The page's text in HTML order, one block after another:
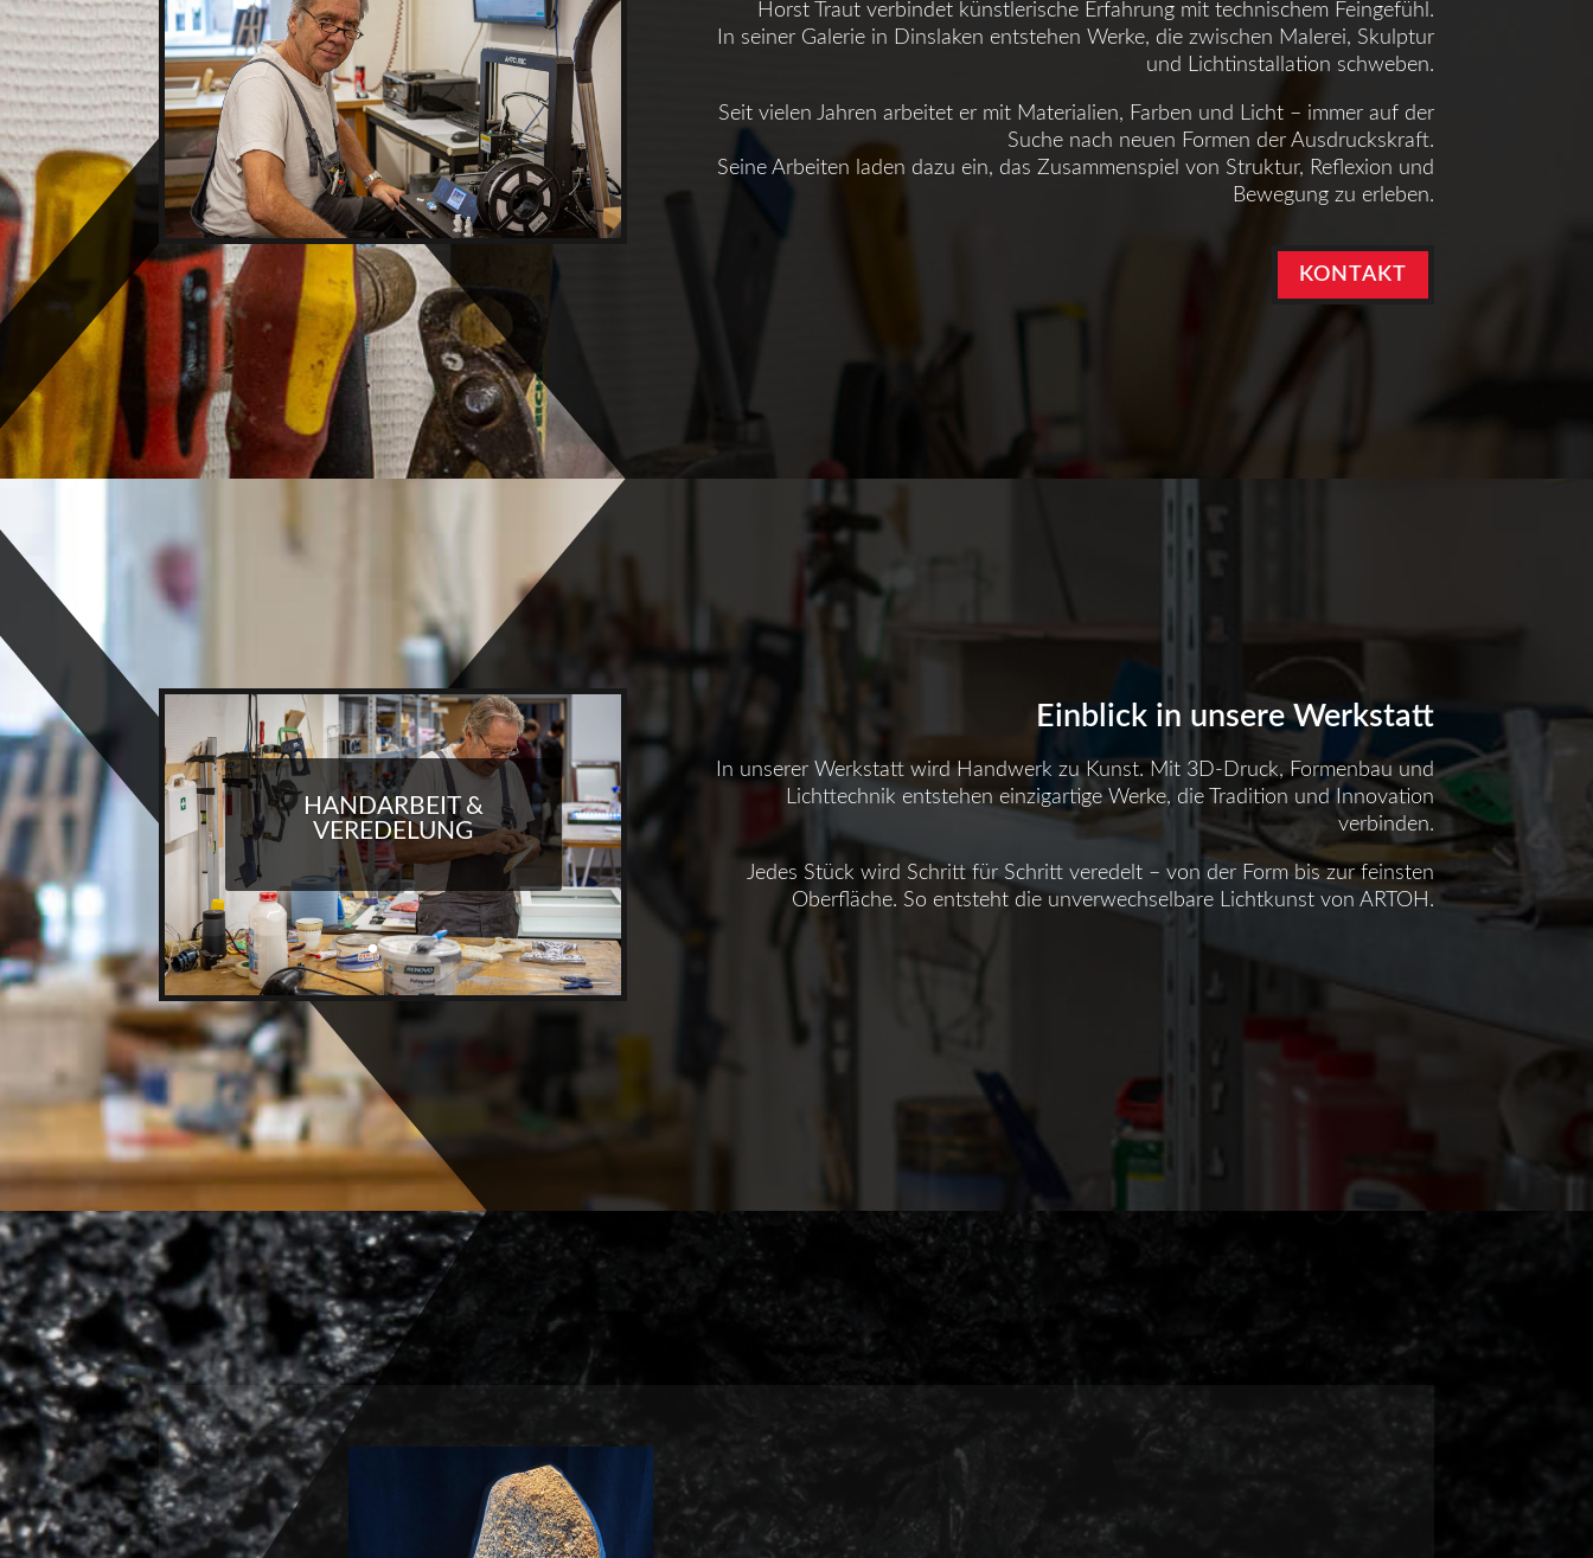
Horst Traut verbindet künstlerische Erfahrung mit technischem Feingefühl.
In seiner Galerie in Dinslaken entstehen Werke, die zwischen Malerei, Skulptur
und Lichtinstallation schweben.
Seit vielen Jahren arbeitet er mit Materialien, Farben und Licht – immer auf der
Suche nach neuen Formen der Ausdruckskraft.
Seine Arbeiten laden dazu ein, das Zusammenspiel von Struktur, Reflexion und
Bewegung zu erleben.
KONTAKT
HANDARBEIT &
VEREDELUNG
Einblick in unsere Werkstatt
In unserer Werkstatt wird Handwerk zu Kunst. Mit 3D-Druck, Formenbau und
Lichttechnik entstehen einzigartige Werke, die Tradition und Innovation
verbinden.
Jedes Stück wird Schritt für Schritt veredelt – von der Form bis zur feinsten
Oberfläche. So entsteht die unverwechselbare Lichtkunst von ARTOH.